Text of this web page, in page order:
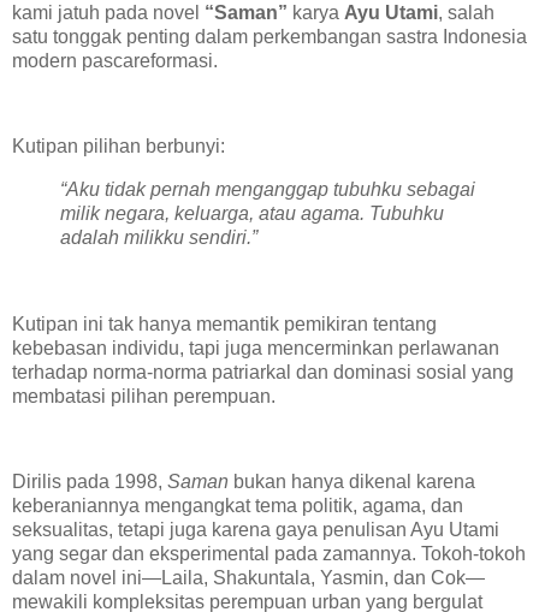
kami jatuh pada novel “Saman” karya Ayu Utami, salah
satu tonggak penting dalam perkembangan sastra Indonesia
modern pascareformasi.
Kutipan pilihan berbunyi:
“Aku tidak pernah menganggap tubuhku sebagai
milik negara, keluarga, atau agama. Tubuhku
adalah milikku sendiri.”
Kutipan ini tak hanya memantik pemikiran tentang
kebebasan individu, tapi juga mencerminkan perlawanan
terhadap norma-norma patriarkal dan dominasi sosial yang
membatasi pilihan perempuan.
Dirilis pada 1998, Saman bukan hanya dikenal karena
keberaniannya mengangkat tema politik, agama, dan
seksualitas, tetapi juga karena gaya penulisan Ayu Utami
yang segar dan eksperimental pada zamannya. Tokoh-tokoh
dalam novel ini—Laila, Shakuntala, Yasmin, dan Cok—
mewakili kompleksitas perempuan urban yang bergulat